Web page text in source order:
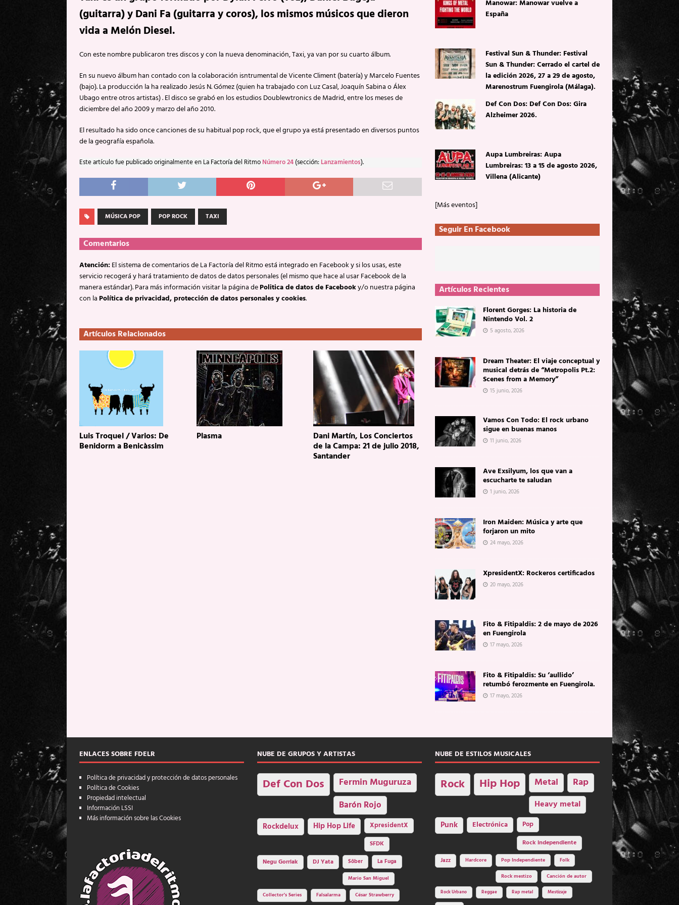
(guitarra) y Dani Fa (guitarra y coros), los mismos músicos que dieron
vida a Melón Diesel.
Con este nombre publicaron tres discos y con la nueva denominación, Taxi, ya van por su cuarto álbum.
En su nuevo álbum han contado con la colaboración isntrumental de Vicente Climent (batería) y Marcelo Fuentes
(bajo). La producción la ha realizado Jesús N. Gómez (quien ha trabajado con Luz Casal, Joaquín Sabina o Álex
Ubago entre otros artistas) . El disco se grabó en los estudios Doublewtronics de Madrid, entre los meses de
diciembre del año 2009 y marzo del año 2010.
El resultado ha sido once canciones de su habitual pop rock, que el grupo ya está presentado en diversos puntos
de la geografía española.
Este artículo fue publicado originalmente en La Factoría del Ritmo Número 24 (sección: Lanzamientos).
MÚSICA POP POP ROCK TAXI
Comentarios
Atención:El sistema de comentarios de La Factoría del Ritmo está integrado en Facebook y si los usas, este
servicio recogerá y hará tratamiento de datos de datos personales (el mismo que hace al usar Facebook de la
manera estándar). Para más información visitar la página dePolitica de datos de Facebooky/o nuestra página
con laPolítica de privacidad, protección de datos personales y cookies.
Artículos Relacionados
Luis Troquel / Varios: De
Benidorm a Benicàssim
Plasma Dani Martín, Los Conciertos
de la Campa: 21 de julio 2018,
Santander
Manowar: Manowar vuelve a
España
Festival Sun & Thunder: Festival
Sun & Thunder: Cerrado el cartel de
la edición 2026, 27 a 29 de agosto,
Marenostrum Fuengirola (Málaga).
Def Con Dos: Def Con Dos: Gira
Alzheimer 2026.
Aupa Lumbreiras: Aupa
Lumbreiras: 13 a 15 de agosto 2026,
Villena (Alicante)
[Más eventos]
Seguir En Facebook
Artículos Recientes
Florent Gorges: La historia de
Nintendo Vol. 2
5 agosto, 2026
Dream Theater: El viaje conceptual y
musical detrás de “Metropolis Pt.2:
Scenes from a Memory”
15 junio, 2026
Vamos Con Todo: El rock urbano
sigue en buenas manos
11 junio, 2026
Ave Exsilyum, los que van a
escucharte te saludan
1 junio, 2026
Iron Maiden: Música y arte que
forjaron un mito
24 mayo, 2026
XpresidentX: Rockeros certificados
20 mayo, 2026
Fito & Fitipaldis: 2 de mayo de 2026
en Fuengirola
17 mayo, 2026
Fito & Fitipaldis: Su ‘aullido’
retumbó ferozmente en Fuengirola.
17 mayo, 2026
ENLACES SOBRE FDELR
Política de privacidad y protección de datos personales
Política de Cookies
Propiedad intelectual
Información LSSI
Más información sobre las Cookies
NUBE DE GRUPOS Y ARTISTAS
Def Con Dos Fermin Muguruza
Barón Rojo
Rockdelux Hip Hop Life
XpresidentX
SFDK
Negu Gorriak
DJ Yata Sôber
La Fuga
Mario San Miguel
Collector's Series
Falsalarma César Strawberry
NUBE DE ESTILOS MUSICALES
Rock Hip Hop Metal Rap
Heavy metal
Punk Electrónica
Pop
Rock independiente
Jazz Hardcore Pop Independiente Folk
Rock mestizo Canción de autor
Rock Urbano Reggae Rap metal Mestizaje